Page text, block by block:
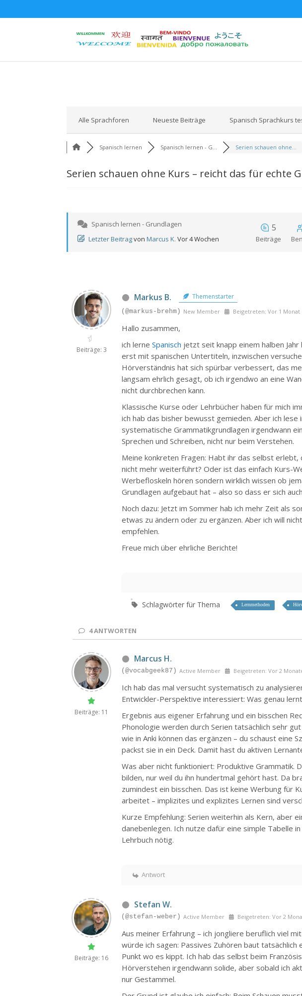
Alle Sprachforen Neueste Beiträge Spanisch Sprachkurs
Spanisch lernen Spanisch lernen - G... Serien schauen ohne...
Serien schauen ohne Kurs – reicht das für echte
Spanisch lernen - Grundlagen
Letzter Beitragvon Marcus K. Vor 4 Wochen
5
Beiträge
Beiträge: 3
Markus B. Themenstarter
(@markus-brehm) New Member Beigetreten: Vor 1 Monat
Hallo zusammen,
ich lerneSpanisch jetzt seit knapp einem halben Jahr
erst mit spanischen Untertiteln, inzwischen
Hörverständnis hat sich spürbar verbessert, das
langsam ehrlich gesagt, ob ich irgendwo an eine
nicht durchbrechen kann.
Klassische Kurse oder Lehrbücher haben für mich
ich hab das bisher bewusst gemieden. Aber ich
systematische Grammatikgrundlagen irgendwann
Sprechen und Schreiben, nicht nur beim Verstehen.
Meine konkreten Fragen: Habt ihr das selbst erlebt,
nicht mehr weiterführt? Oder ist das einfach Kurs-
Werbefloskeln hören sondern wirklich wissen ob
Grundlagen aufgebaut hat – also so dass er sich
Noch dazu: Jetzt im Sommer hab ich mehr Zeit als
etwas zu ändern oder zu ergänzen. Aber ich will
empfehlen.
Freue mich über ehrliche Berichte!
Schlagwörter für Thema Lernmethoden
4ANTWORTEN
Beiträge: 11
Marcus H.
(@vocabgeek87) Active Member Beigetreten: Vor 2
Ich hab das mal versucht systematisch zu
Entwickler-Perspektive interessiert: Was genau
Ergebnis aus eigener Erfahrung und ein bisschen
Phonologie werden durch Serien tatsächlich sehr
wie in Anki können das ergänzen – du schaust eine
packst sie in ein Deck. Damit hast du aktiven
Was aber nicht funktioniert: Produktive Grammatik.
bilden, nur weil du ihn hundertmal gehört hast. Da
zumindest ein bisschen. Das ist keine Werbung für
arbeitet – implizites und explizites Lernen sind
Kurze Empfehlung: Serien weiterhin als Kern, aber
danebenlegen. Ich nutze dafür eine simple Tabelle
Lehrbuch nötig.
Antwort
Beiträge: 16
Stefan W.
(@stefan-weber) Active Member Beigetreten: Vor 2
Aus meiner Erfahrung – ich jongliere beruflich viel
würde ich sagen: Passives Zuhören baut
Punkt wo es kippt. Ich hab das selbst beim
Hörverstehen irgendwann solide, aber sobald ich
nur Gestammel.